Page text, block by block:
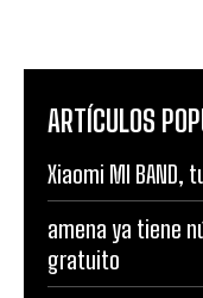
ARTÍCULOS
Xiaomi MI BAND,
amena ya tiene
gratuito